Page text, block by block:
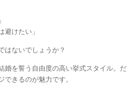
けたい」
はないでしょうか？
婚を誓う自由度の高い挙式スタイル。だ
きるのが魅力です。